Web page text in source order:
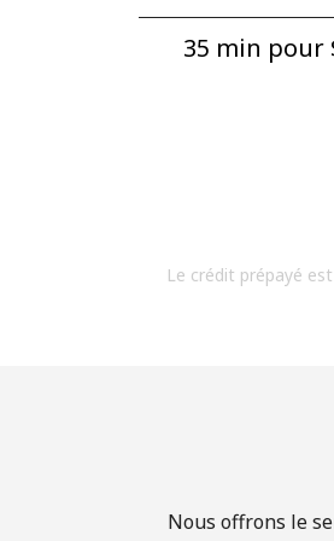
35 min pour
Le crédit prépayé
Nous offrons le